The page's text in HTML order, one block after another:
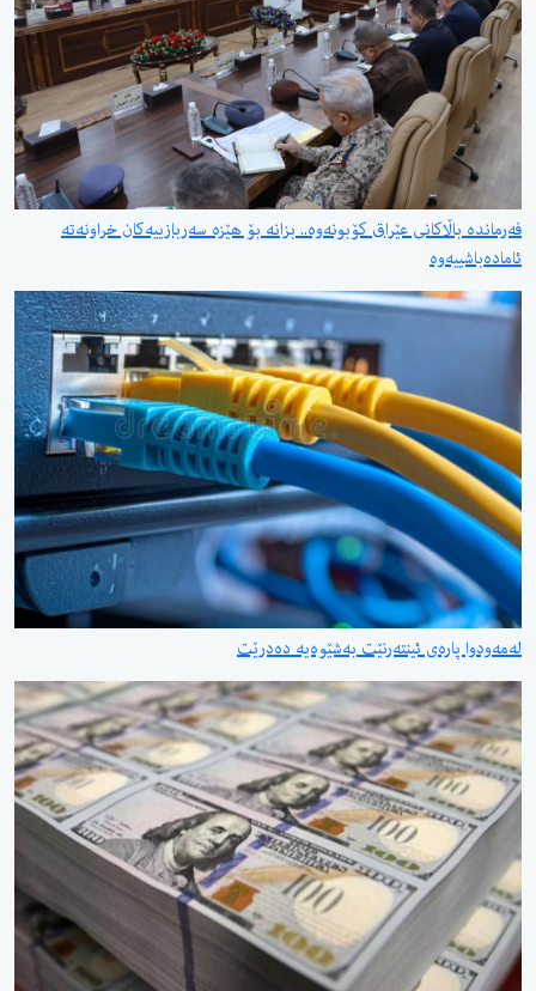
فەرماندە باڵاکانی عێراق کۆبونەوە.. بزانە بۆ هێزە سەربازییەکان خراونەتە
ئامادەباشییەوە
لەمەودوا پارەی ئینتەرنێت بەشێوەیە دەدرێت